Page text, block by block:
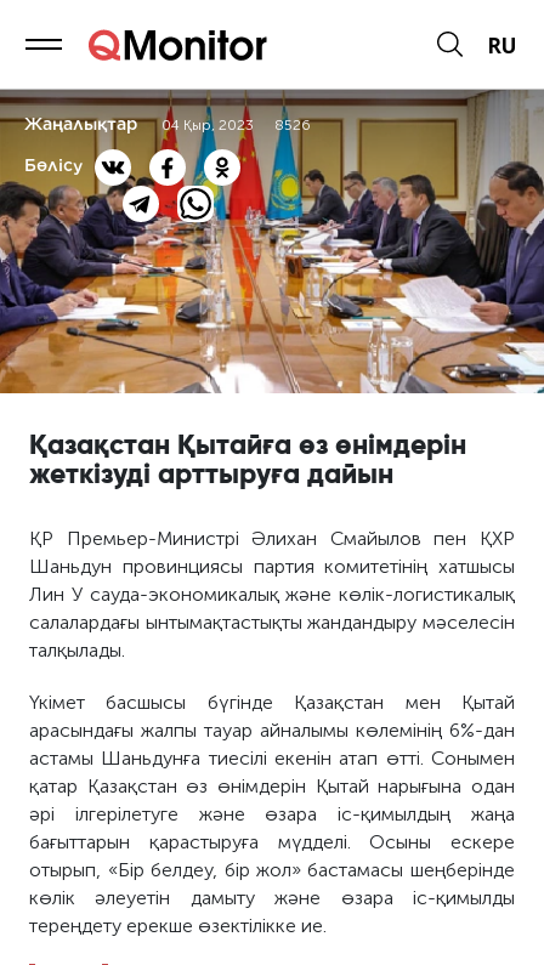
RU
Жаңалықтар 04 Қыр, 2023 8526
Бөлісу
Қазақстан Қытайға өз өнімдерін
жеткізуді арттыруға дайын
ҚР Премьер-Министрі Әлихан Смайылов пен ҚХР
Шаньдун провинциясы партия комитетінің хатшысы
Лин У сауда-экономикалық және көлік-логистикалық
салалардағы ынтымақтастықты жандандыру мәселесін
талқылады.
Үкімет басшысы бүгінде Қазақстан мен Қытай
арасындағы жалпы тауар айналымы көлемінің 6%-дан
астамы Шаньдунға тиесілі екенін атап өтті. Сонымен
қатар Қазақстан өз өнімдерін Қытай нарығына одан
әрі ілгерілетуге және өзара іс-қимылдың жаңа
бағыттарын қарастыруға мүдделі. Осыны ескере
отырып, «Бір белдеу, бір жол» бастамасы шеңберінде
көлік әлеуетін дамыту және өзара іс-қимылды
тереңдету ерекше өзектілікке ие.